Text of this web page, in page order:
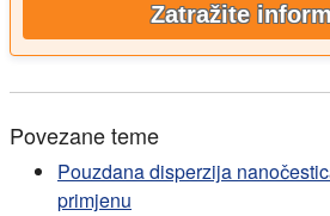
Zatražite
Povezane teme
Pouzdana disperzija
primjenu